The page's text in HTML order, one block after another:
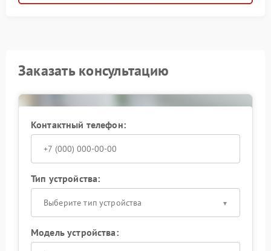
Заказать консультацию
Контактный телефон:
Тип устройства:
Выберите тип устройства
Модель устройства: